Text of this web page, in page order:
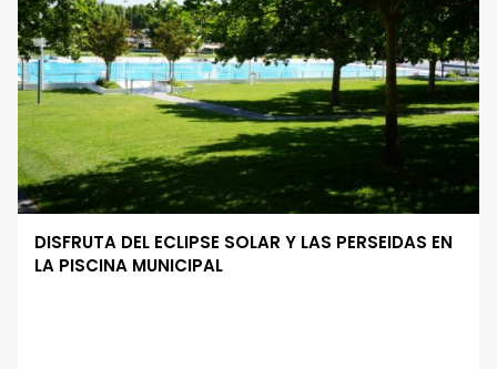
DISFRUTA DEL ECLIPSE SOLAR Y LAS PERSEIDAS EN
LA PISCINA MUNICIPAL